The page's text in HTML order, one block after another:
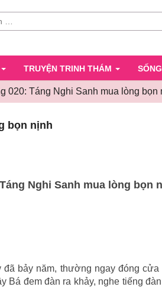
TRUYỆN TRINH THÁM
020: Táng Nghi Sanh mua lòng bọn
mua
bọn nịnh
Nghi Sanh mua lòng bọn
bảy năm, thường ngay đóng
Bá đem đàn ra khảy, nghe tiếng